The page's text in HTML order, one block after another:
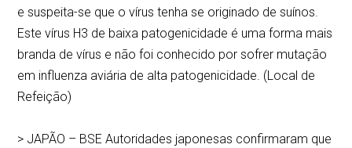
e suspeita-se que o vírus tenha se originado de suínos.
Este vírus H3 de baixa patogenicidade é uma forma mais
branda de vírus e não foi conhecido por sofrer mutação
em influenza aviária de alta patogenicidade. (Local de
Refeição)
> JAPÃO – BSE Autoridades japonesas confirmaram que